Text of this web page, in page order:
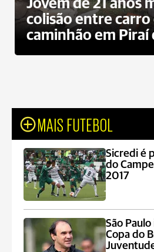
Jovem de 21 anos
colisão entre carro
caminhão em Piraí
MAIS FUTEBOL
Sicredi é
do
2017
São
Copa do